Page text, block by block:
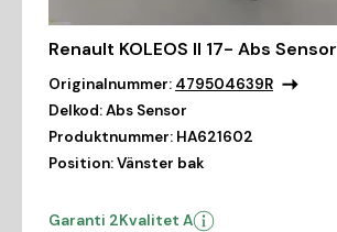
Renault KOLEOS II 17- Abs Sensor
Originalnummer: 479504639R
Delkod:Abs Sensor
Produktnummer: HA621602
Position:Vänster bak
Garanti 2Kvalitet A